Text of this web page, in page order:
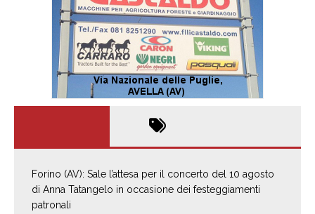
Forino (AV): Sale l’attesa per il concerto del 10 agosto
di Anna Tatangelo in occasione dei festeggiamenti
patronali